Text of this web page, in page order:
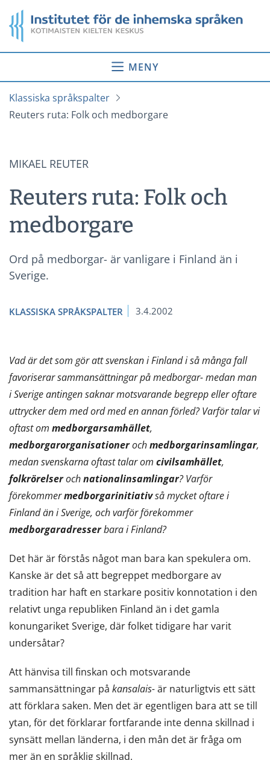
till
innehåll
Startsida
MENY
Klassiska språkspalter
Reuters ruta: Folk och medborgare
MIKAEL REUTER
Reuters ruta: Folk och
medborgare
Ord på medborgar- är vanligare i Finland än i
Sverige.
KLASSISKA SPRÅKSPALTER 3.4.2002
Vad är det som gör att svenskan i Finland i så många fall
favoriserar sammansättningar på medborgar- medan man
i Sverige antingen saknar motsvarande begrepp eller oftare
uttrycker dem med ord med en annan förled? Varför talar vi
oftast om medborgarsamhället,
medborgarorganisationerochmedborgarinsamlingar,
medan svenskarna oftast talar om civilsamhället,
folkrörelserochnationalinsamlingar? Varför
förekommermedborgarinitiativså mycket oftare i
Finland än i Sverige, och varför förekommer
medborgaradresserbara i Finland?
Det här är förstås något man bara kan spekulera om.
Kanske är det så att begreppet medborgare av
tradition har haft en starkare positiv konnotation i den
relativt unga republiken Finland än i det gamla
konungariket Sverige, där folket tidigare har varit
undersåtar?
Att hänvisa till finskan och motsvarande
sammansättningar på kansalais-är naturligtvis ett sätt
att förklara saken. Men det är egentligen bara att se till
ytan, för det förklarar fortfarande inte denna skillnad i
synsätt mellan länderna, i den mån det är fråga om
mer än en språklig skillnad.